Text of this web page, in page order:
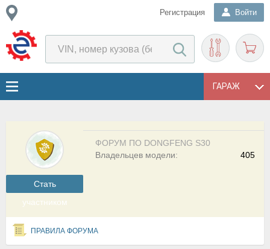
Регистрация Войти
ГАРАЖ
Cтать
участником
ФОРУМ ПО DONGFENG S30
405
Владельцев модели:
ПРАВИЛА ФОРУМА